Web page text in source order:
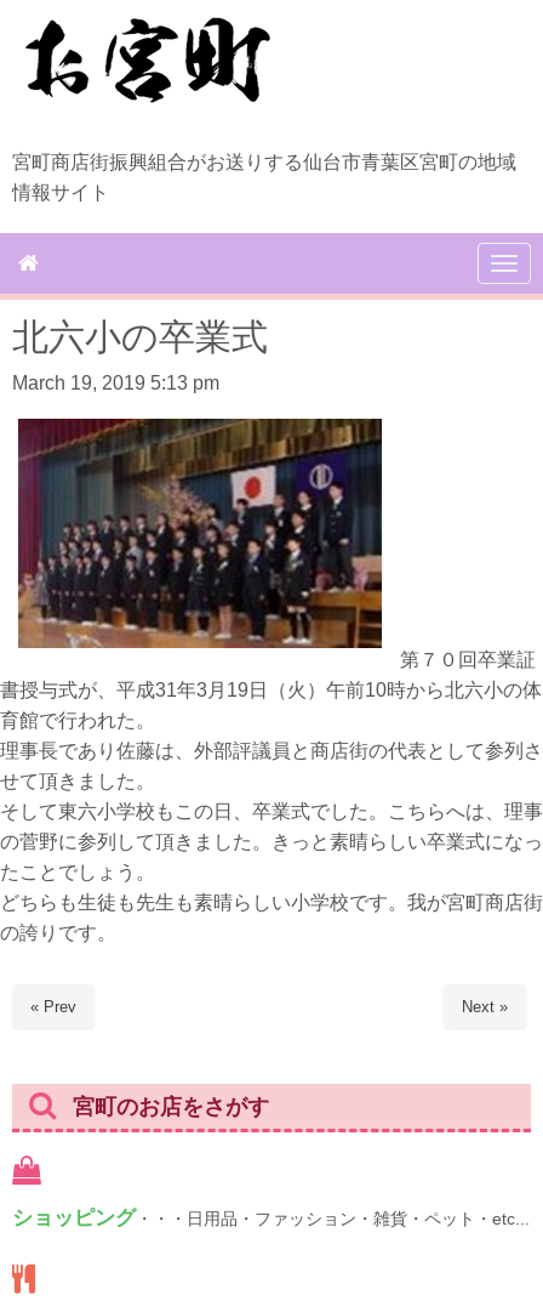
宮町商店街振興組合がお送りする仙台市青葉区宮町の地域
情報サイト
N
a
北六小の卒業式
March 19, 2019 5:13 pm
第７０回卒業証
書授与式が、平成31年3月19日（火）午前10時から北六小の体
育館で行われた。
理事長であり佐藤は、外部評議員と商店街の代表として参列さ
せて頂きました。
そして東六小学校もこの日、卒業式でした。こちらへは、理事
の菅野に参列して頂きました。きっと素晴らしい卒業式になっ
たことでしょう。
どちらも生徒も先生も素晴らしい小学校です。我が宮町商店街
の誇りです。
« Prev Next »
宮町のお店をさがす
ショッピング ・・・日用品・ファッション・雑貨・ペット・etc...